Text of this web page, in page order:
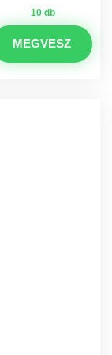
10 db
MEGVESZ